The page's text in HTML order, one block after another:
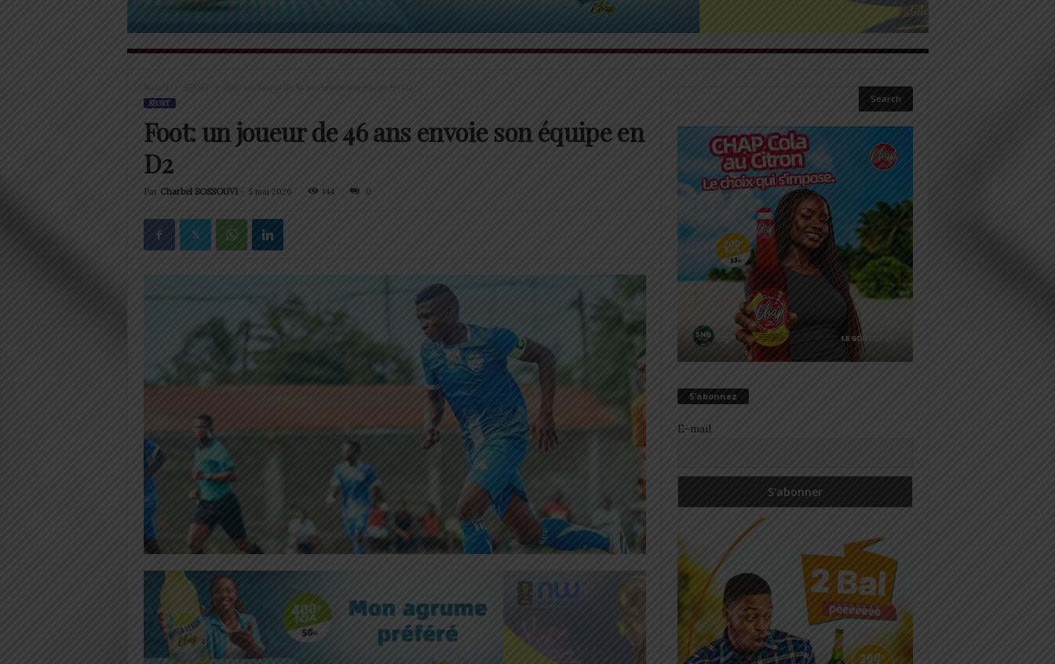
Accueil SPORT Foot: un joueur de 46 ans envoie son équipe en D2
SPORT
Foot: un joueur de 46 ans envoie son équipe en
D2
Par Charbel SOSSOUVI- 5 mai 2026 144 0
S’abonnez
E-mail